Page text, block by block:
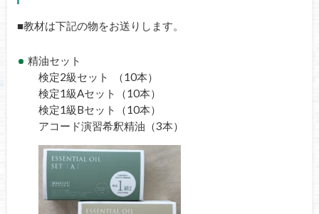
■教材は下記の物をお送りします。
精油セット
検定2級セット （10本）
検定1級Aセット（10本）
検定1級Bセット（10本）
アコード演習希釈精油（3本）